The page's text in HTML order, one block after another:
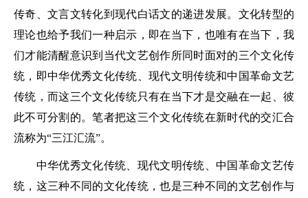
传奇、文言文转化到现代白话文的递进发展。文化转型的
理论也给予我们一种启示，即在当下，也唯有在当下，我
们才能清醒意识到当代文艺创作所同时面对的三个文化传
统，即中华优秀文化传统、现代文明传统和中国革命文艺
传统，而这三个文化传统只有在当下才是交融在一起、彼
此不可分割的。笔者把这三个文化传统在新时代的交汇合
流称为“三江汇流”。
中华优秀文化传统、现代文明传统、中国革命文艺传
统，这三种不同的文化传统，也是三种不同的文艺创作与